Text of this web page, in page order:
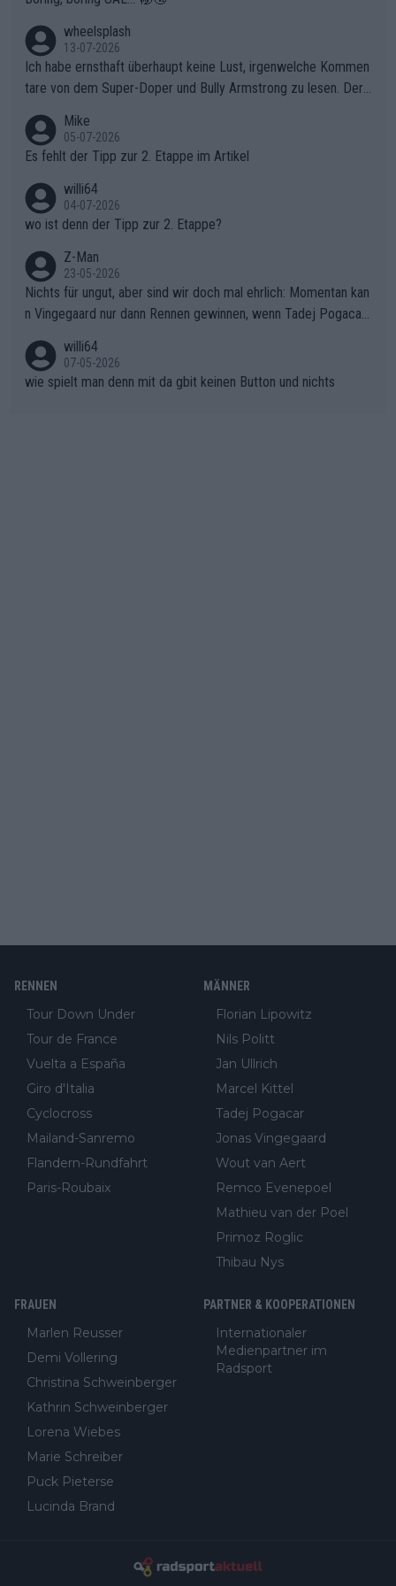
s Berges kontinuierlich auszubauen.Die Quittung im FinaleReus
sers Einbruch: Erst als Reusser komplett einbrach, übernahm V
ollering die Initiative.Zu spätes Erwachen: Zu diesem Zeitpunkt
war das Loch zu Niewiadoma bereits zu groß, um es im Allein
en.Teurer Sekundenpoker: Die Quittung sind nun 15 Sekunden
Rückstand im Gesamtklassement – ein Polster, das Niewiado
gibt. Diese Etappe wird sicher als der psychologische Wendep
unkt dieser Tour in die Geschichte eingehen. Wenn man bei so
einem harten Aufstieg einmal den Moment verpasst und der K
onkurrentin die "zweite Luft" schenkt, ist der Schaden am Ber
g kaum noch zu reparieren.Vor uns liegt nun das große Finale R
ichtung Nizza. Niewiadoma hat psychologisch Oberwasser, ab
er SD Worx und Vollering müssen jetzt All-In gehen. (gregman
n)
wheelsplash
13-07-2026
Ich habe ernsthaft überhaupt keine Lust, irgenwelche Kommen
tare von dem Super-Doper und Bully Armstrong zu lesen. Der
r die gehört nicht in dieses Medium!
Mike
05-07-2026
Es fehlt der Tipp zur 2. Etappe im Artikel
willi64
04-07-2026
wo ist denn der Tipp zur 2. Etappe?
Z-Man
23-05-2026
Nichts für ungut, aber sind wir doch mal ehrlich: Momentan kan
n Vingegaard nur dann Rennen gewinnen, wenn Tadej Pogacar
willi64
07-05-2026
wie spielt man denn mit da gbit keinen Button und nichts
RENNEN
Tour Down Under
Tour de France
Vuelta a España
Giro d'Italia
Cyclocross
Mailand-Sanremo
Flandern-Rundfahrt
Paris-Roubaix
MÄNNER
Florian Lipowitz
Nils Politt
Jan Ullrich
Marcel Kittel
Tadej Pogacar
Jonas Vingegaard
Wout van Aert
Remco Evenepoel
Mathieu van der Poel
Primoz Roglic
Thibau Nys
FRAUEN
Marlen Reusser
Demi Vollering
Christina Schweinberger
Kathrin Schweinberger
Lorena Wiebes
Marie Schreiber
Puck Pieterse
Lucinda Brand
PARTNER & KOOPERATIONEN
Internationaler
Medienpartner im
Radsport